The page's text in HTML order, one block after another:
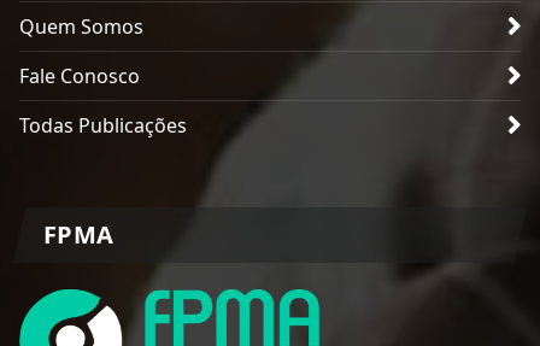
Quem Somos
Fale Conosco
Todas Publicações
FPMA